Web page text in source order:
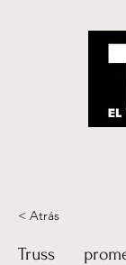
El
< Atrás
Truss